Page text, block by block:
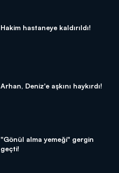
Hakim hastaneye kaldırıldı!
Arhan, Deniz'e aşkını haykırdı!
"Gönül alma yemeği" gergin
geçti!